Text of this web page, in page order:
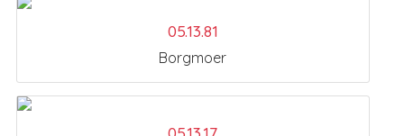
05.13.81
Borgmoer